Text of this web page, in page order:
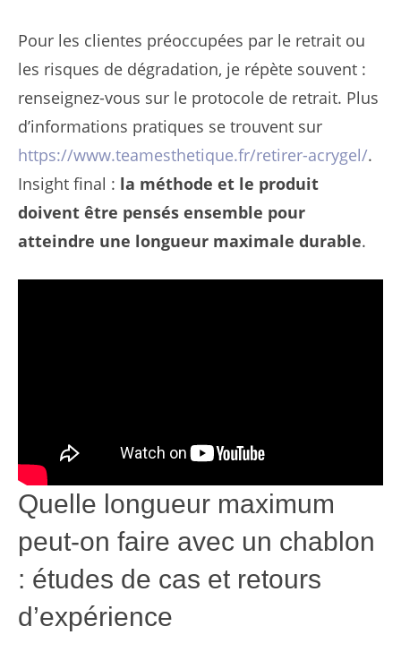
Pour les clientes préoccupées par le retrait ou
les risques de dégradation, je répète souvent :
renseignez-vous sur le protocole de retrait. Plus
d’informations pratiques se trouvent sur
https://www.teamesthetique.fr/retirer-acrygel/.
Insight final : la méthode et le produit
doivent être pensés ensemble pour
atteindre une longueur maximale durable.
Quelle longueur maximum
peut-on faire avec un chablon
: études de cas et retours
d’expérience